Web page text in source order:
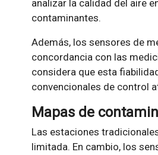
analizar la calidad del aire
contaminantes.
Además, los sensores de
concordancia con las
considera que esta
convencionales de control
Mapas de
Las estaciones
limitada. En cambio, los